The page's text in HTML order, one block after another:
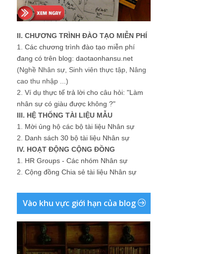
II. CHƯƠNG TRÌNH ĐÀO TẠO MIỄN PHÍ
1. Các chương trình đào tạo miễn phí
đang có trên blog: daotaonhansu.net
(Nghề Nhân sự, Sinh viên thực tập, Nâng
cao thu nhập ...)
2. Ví dụ thực tế trả lời cho câu hỏi: "Làm
nhân sự có giàu được không ?"
III. HỆ THỐNG TÀI LIỆU MẪU
1. Mời ủng hộ các bộ tài liệu Nhân sự
2. Danh sách 30 bộ tài liệu Nhân sự
IV. HOẠT ĐỘNG CỘNG ĐỒNG
1. HR Groups - Các nhóm Nhân sự
2. Cộng đồng Chia sẻ tài liệu Nhân sự
Vào khu vực giới hạn của blog